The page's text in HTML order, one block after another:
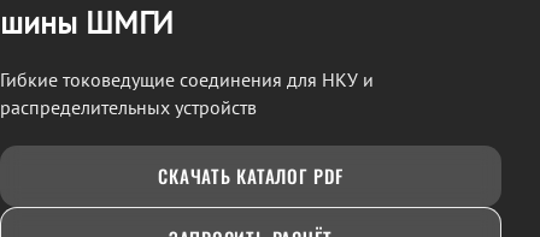
шины ШМГИ
Гибкие токоведущие соединения для НКУ и
распределительных устройств
СКАЧАТЬ КАТАЛОГ PDF